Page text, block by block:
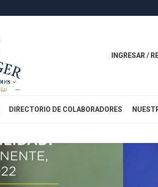
INGRESAR /
DIRECTORIO DE COLABORADORES